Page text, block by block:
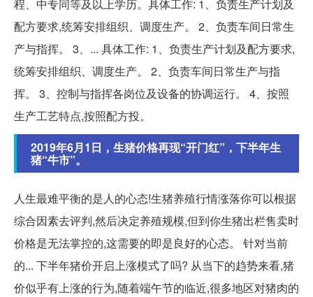
程、中专同等及以上学历。具体工作: 1、负责生产计划及
配方要求,统筹安排组织、调度生产。 2、负责车间日常生
产与指挥。 3、... 具体工作: 1、负责生产计划及配方要求,
统筹安排组织、调度生产。 2、负责车间日常生产与指
挥。 3、控制与指挥各岗位及设备的协调运行。 4、按照
生产工艺特点,按照配方投。
2019年6月1日，生猪价格再现“开门红”，下半年生
猪“牛市”。
人生最难平衡的是人的心态!生猪养殖行情涨落你可以根据
综合因素去评判,然后决定养殖规模,但到你生猪出栏售卖时
价格是无法掌控的,这需要的即是良好的心态。 针对当前
的... 下半年猪价开启上涨模式了吗? 从当下的趋势来看,猪
价似乎有上涨的行为,随着端午节的临近,很多地区对猪肉的